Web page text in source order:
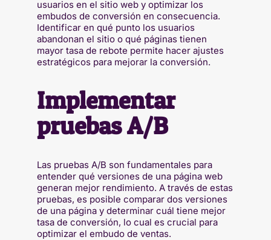
usuarios en el sitio web y optimizar los
embudos de conversión en consecuencia.
Identificar en qué punto los usuarios
abandonan el sitio o qué páginas tienen
mayor tasa de rebote permite hacer ajustes
estratégicos para mejorar la conversión.
Implementar
pruebas A/B
Las pruebas A/B son fundamentales para
entender qué versiones de una página web
generan mejor rendimiento. A través de estas
pruebas, es posible comparar dos versiones
de una página y determinar cuál tiene mejor
tasa de conversión, lo cual es crucial para
optimizar el embudo de ventas.